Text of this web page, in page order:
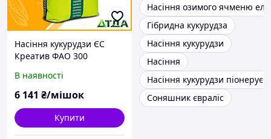
Насіння кукурудзи ЄС
Креатив ФАО 300
В наявності
6 141 ₴/мішок
Купити
Насіння озимого ячменю
Гібридна кукурудза
Насіння кукурудзи
Насіння
Насіння кукурудзи піонерує
Соняшник євраліс